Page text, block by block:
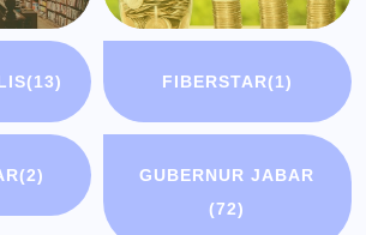
(13) FIBERSTAR(1)
(2)
GUBERNUR JABAR
(72)